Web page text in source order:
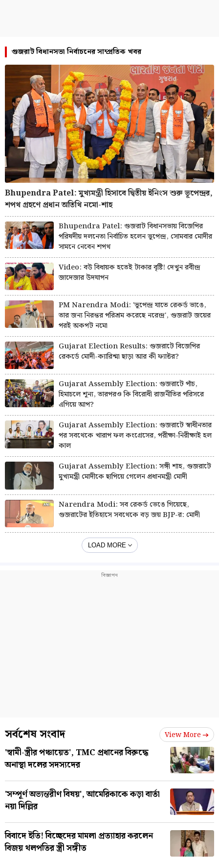
গুজরাট বিধানসভা নির্বাচনের সাম্প্রতিক খবর
Bhupendra Patel: মুখ্যমন্ত্রী হিসাবে দ্বিতীয় ইনিংস শুরু ভূপেন্দ্রর,
শপথ গ্রহণে প্রধান অতিথি নমো-শাহ
Bhupendra Patel: গুজরাট বিধানসভায় বিজেপির
পরিষদীয় দলনেতা নির্বাচিত হলেন ভূপেন্দ্র, সোমবার মোদীর
সামনে নেবেন শপথ
Video: বউ বিধায়ক হতেই টাকার বৃষ্টি! দেখুন রবীন্দ্র
জাদেজার উদযাপন
PM Narendra Modi: 'ভূপেন্দ্র যাতে রেকর্ড ভাঙে,
তার জন্য নিরন্তর পরিশ্রম করেছে নরেন্দ্র', গুজরাট জয়ের
পরই অকপট নমো
Gujarat Election Results: গুজরাটে বিজেপির
রেকর্ডে মোদী-ক্যারিশ্মা ছাড়া আর কী ফ্যাক্টর?
Gujarat Assembly Election: গুজরাটে পাঁচ,
হিমাচলে শূন্য, তারপরও কি বিরোধী রাজনীতির পরিসরে
এগিয়ে আপ?
Gujarat Assembly Election: গুজরাটে স্বাধীনতার
পর সবথেকে খারাপ ফল কংগ্রেসের, পরীক্ষা-নিরীক্ষাই হল
কাল
Gujarat Assembly Election: সঙ্গী শাহ, গুজরাটে
মুখ্যমন্ত্রী মোদীকে ছাপিয়ে গেলেন প্রধানমন্ত্রী মোদী
Narendra Modi: সব রেকর্ড ভেঙে গিয়েছে,
গুজরাটের ইতিহাসে সবথেকে বড় জয় BJP-র: মোদী
LOAD MORE
সর্বশেষ সংবাদ View More
'স্বামী-স্ত্রীর পঞ্চায়েত', TMC প্রধানের বিরুদ্ধে
অনাস্থা দলের সদস্যদের
'সম্পূর্ণ অভ্যন্তরীণ বিষয়', আমেরিকাকে কড়া বার্তা
নয়া দিল্লির
বিবাদে ইতি! বিচ্ছেদের মামলা প্রত্যাহার করলেন
বিজয় থলপতির স্ত্রী সঙ্গীত